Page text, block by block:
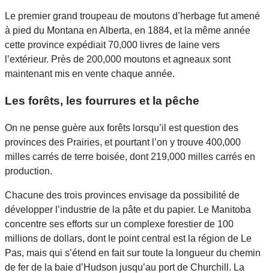
Le premier grand troupeau de moutons d’herbage fut amené
à pied du Montana en Alberta, en 1884, et la même année
cette province expédiait 70,000 livres de laine vers
l’extérieur. Près de 200,000 moutons et agneaux sont
maintenant mis en vente chaque année.
Les forêts, les fourrures et la pêche
On ne pense guère aux forêts lorsqu’il est question des
provinces des Prairies, et pourtant l’on y trouve 400,000
milles carrés de terre boisée, dont 219,000 milles carrés en
production.
Chacune des trois provinces envisage da possibilité de
développer l’industrie de la pâte et du papier. Le Manitoba
concentre ses efforts sur un complexe forestier de 100
millions de dollars, dont le point central est la région de Le
Pas, mais qui s’étend en fait sur toute la longueur du chemin
de fer de la baie d’Hudson jusqu’au port de Churchill. La